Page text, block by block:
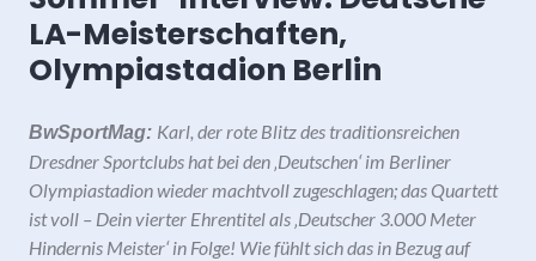
LA-Meisterschaften,
Olympiastadion Berlin
BwSportMag: Karl, der rote Blitz des traditionsreichen
Dresdner Sportclubs hat bei den ‚Deutschen‘ im Berliner
Olympiastadion wieder machtvoll zugeschlagen; das Quartett
ist voll – Dein vierter Ehrentitel als ‚Deutscher 3.000 Meter
Hindernis Meister‘ in Folge! Wie fühlt sich das in Bezug auf